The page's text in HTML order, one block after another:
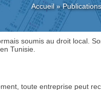
Accueil»Publications
soumis au droit local.
Tunisie.
toute entreprise peut